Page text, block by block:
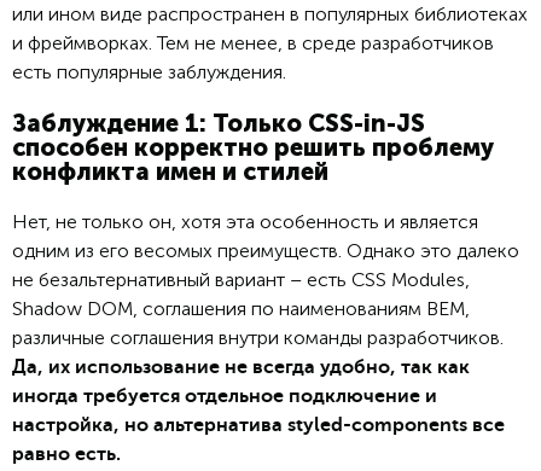
или ином виде распространен в популярных библиотеках
и фреймворках. Тем не менее, в среде разработчиков
есть популярные заблуждения.
Заблуждение 1: Только CSS-in-JS
способен корректно решить проблему
конфликта имен и стилей
Нет, не только он, хотя эта особенность и является
одним из его весомых преимуществ. Однако это далеко
не безальтернативный вариант – есть CSS Modules,
Shadow DOM, соглашения по наименованиям BEM,
различные соглашения внутри команды разработчиков.
Да, их использование не всегда удобно, так как
иногда требуется отдельное подключение и
настройка, но альтернатива styled-components все
равно есть.